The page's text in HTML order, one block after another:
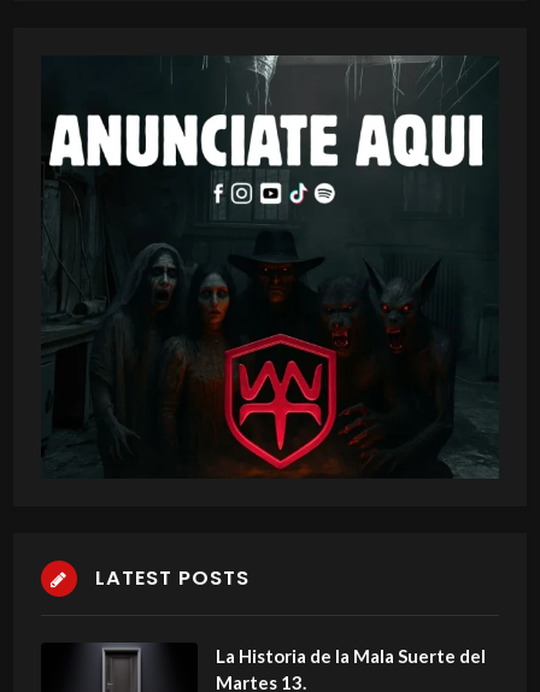
LATEST POSTS
La Historia de la Mala Suerte del
Martes 13.